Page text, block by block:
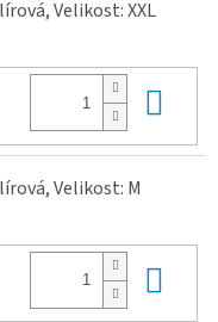
Velikost: XXL
Velikost: M